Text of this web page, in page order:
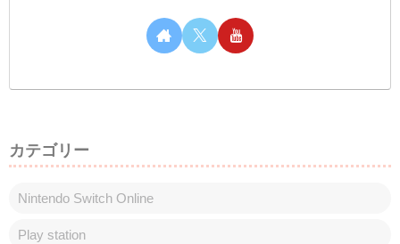
カテゴリー
Nintendo Switch Online
Play station